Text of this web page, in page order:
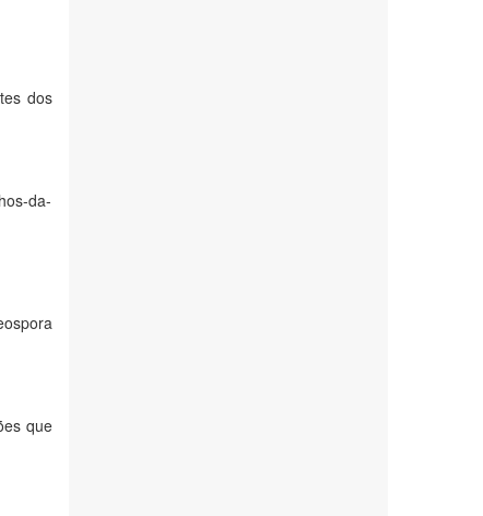
dos
da-
que